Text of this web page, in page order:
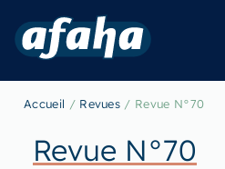
Accueil / Revues / Revue N°70
Revue N°70